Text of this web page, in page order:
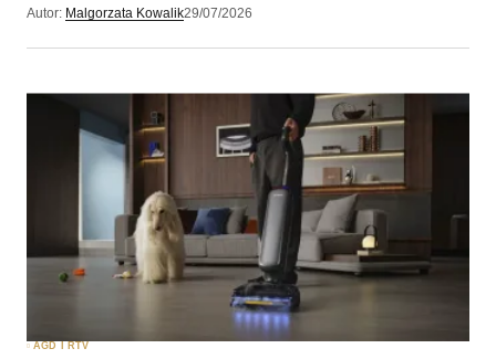
Autor: Malgorzata Kowalik29/07/2026
AGD I RTV